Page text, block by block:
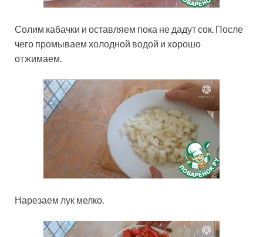
Солим кабачки и оставляем пока не дадут сок. После
чего промываем холодной водой и хорошо
отжимаем.
Нарезаем лук мелко.